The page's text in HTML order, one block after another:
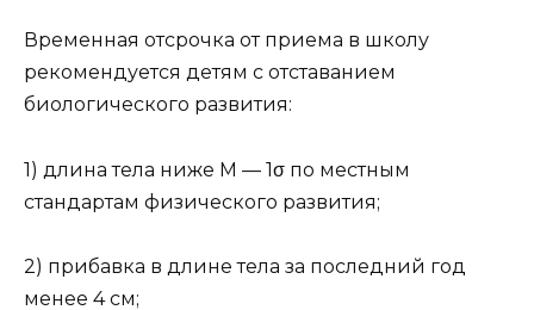
Временная отсрочка от приема в школу
рекомендуется детям с отставанием
биологического развития:
1) длина тела ниже М — 1σ по местным
стандартам физического развития;
2) прибавка в длине тела за последний год
менее 4 см;